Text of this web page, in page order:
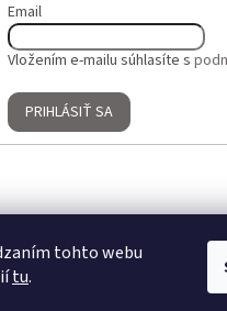
tohto webu
tu.
Email
Vložením e-mailu súhlasíte s
PRIHLÁSIŤ SA